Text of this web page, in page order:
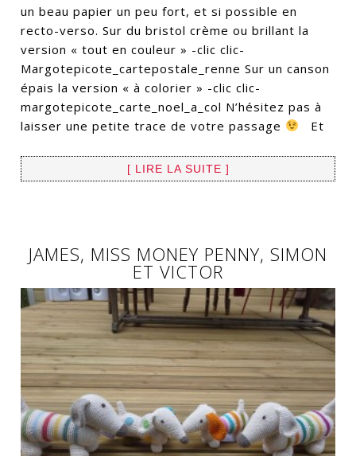
un beau papier un peu fort, et si possible en
recto-verso. Sur du bristol crème ou brillant la
version « tout en couleur » -clic clic-
Margotepicote_cartepostale_renne Sur un canson
épais la version « à colorier » -clic clic-
margotepicote_carte_noel_a_col N’hésitez pas à
laisser une petite trace de votre passage
Et
[ LIRE LA SUITE ]
JAMES, MISS MONEY PENNY, SIMON
ET VICTOR